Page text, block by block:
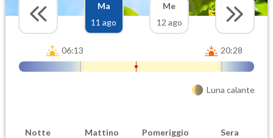
Ma
11 ago
Me
12 ago
06:13 20:28
Luna calante
Notte Mattino Pomeriggio Sera